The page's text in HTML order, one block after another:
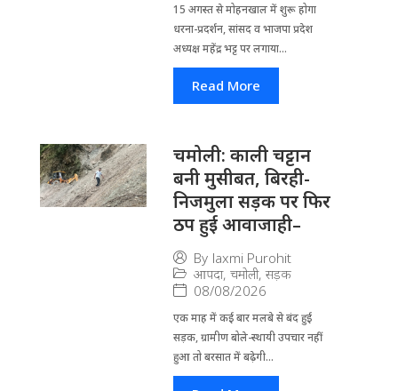
15 अगस्त से मोहनखाल में शुरू होगा
धरना-प्रदर्शन, सांसद व भाजपा प्रदेश
अध्यक्ष महेंद्र भट्ट पर लगाया...
Read More
चमोली: काली चट्टान
बनी मुसीबत, बिरही-
निजमुला सड़क पर फिर
ठप हुई आवाजाही–
By laxmi Purohit
आपदा, चमोली, सड़क
08/08/2026
एक माह में कई बार मलबे से बंद हुई
सड़क, ग्रामीण बोले-स्थायी उपचार नहीं
हुआ तो बरसात में बढ़ेगी...